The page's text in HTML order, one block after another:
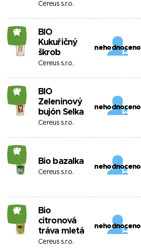
Cereus s.r.o.
27
BIO
Kukuřičný
škrob
Cereus s.r.o.
nehodnoceno
27
BIO
Zeleninový
bujón Selka
Cereus s.r.o.
nehodnoceno
27
Bio bazalka
Cereus s.r.o.
nehodnoceno
27
Bio
citronová
tráva mletá
Cereus s.r.o.
nehodnoceno